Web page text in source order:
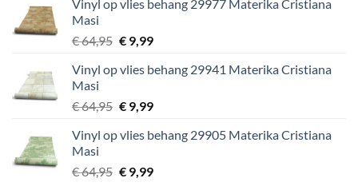
€ 29,95.€ 5,99.
Vinyl op vlies behang 29977 Materika Cristiana
Masi
€64,95 Oorspronkelijke
was:
€9,99Huidige
is:
Vinyl op vlies behang 29941 Materika Cristiana
Masi
€64,95 Oorspronkelijke
was:
€9,99Huidige
is:
Vinyl op vlies behang 29905 Materika Cristiana
Masi
€64,95 Oorspronkelijke
€9,99Huidige